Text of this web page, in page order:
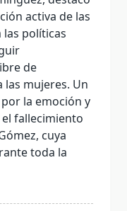
activa de las
políticas
de
las mujeres. Un
la emoción y
fallecimiento
cuya
toda la